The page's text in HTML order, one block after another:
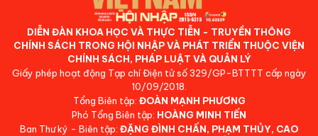
DIỄN ĐÀN KHOA HỌC VÀ THỰC TIỄN - TRUYỀN THÔNG
CHÍNH SÁCH TRONG HỘI NHẬP VÀ PHÁT TRIỂN THUỘC VIỆN
CHÍNH SÁCH, PHÁP LUẬT VÀ QUẢN LÝ
Giấy phép hoạt động Tạp chí Điện tử số 329/GP-BTTTT cấp ngày
10/09/2018.
Tổng Biên tập: ĐOÀN MẠNH PHƯƠNG
Phó Tổng Biên tập: HOÀNG MINH TIẾN
Ban Thư ký - Biên tập: ĐẶNG ĐÌNH CHẤN, PHẠM THỦY, CAO